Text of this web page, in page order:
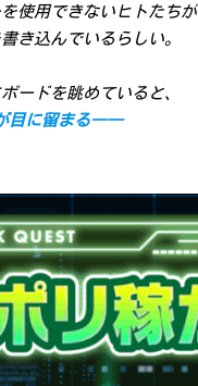
使用できないヒトたちが
き込んでいるらしい。
ードを眺めていると、
目に留まる――